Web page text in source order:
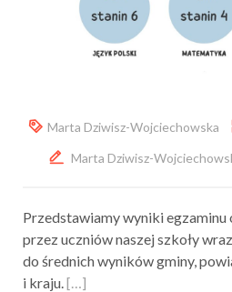
Marta Dziwisz-Wojciechowska
Marta Dziwisz-
Przedstawiamy wyniki
przez uczniów naszej szkoły
do średnich wyników gminy,
i kraju. […]